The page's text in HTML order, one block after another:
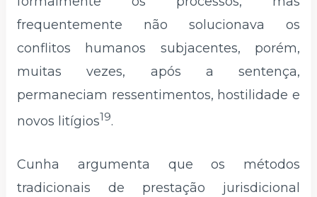
frequentemente não solucionava os
conflitos humanos subjacentes, porém,
muitas vezes, após a sentença,
permaneciam ressentimentos, hostilidade e
novos litígios19.
Cunha argumenta que os métodos
tradicionais de prestação jurisdicional